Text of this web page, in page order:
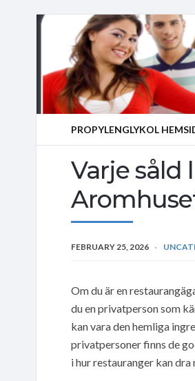
PROPYLENGLYKOL
Varje
FEBRUARY 25, 2026
Om du är en
du en privatperson som
kan vara den hemliga
privatpersoner finns de
i hur restauranger kan